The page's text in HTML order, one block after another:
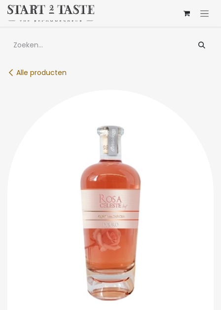
Overslaan naar inhoud
Alle producten